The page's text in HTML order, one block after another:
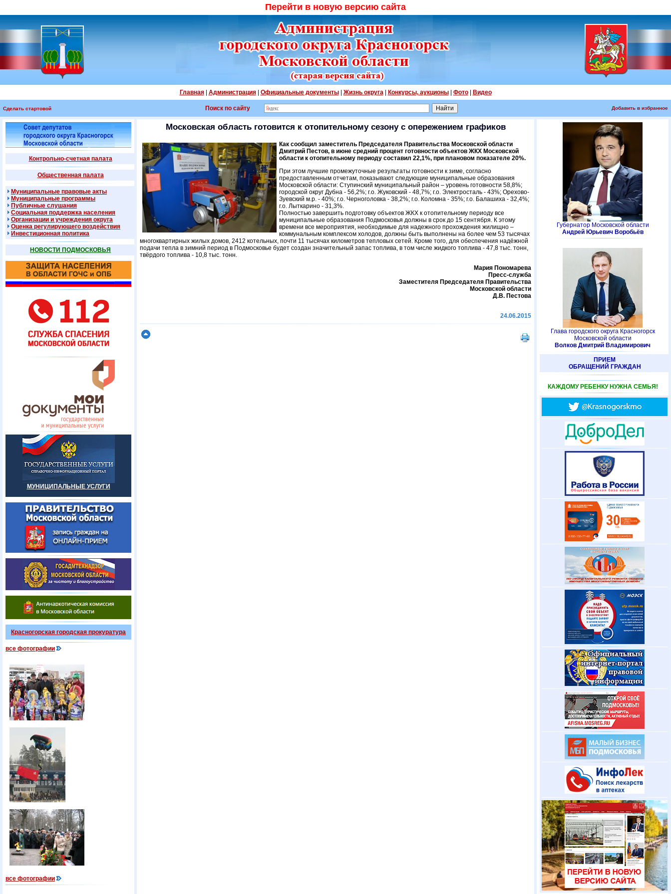
Перейти в новую версию сайта
Главная| Администрация| Официальные документы| Жизнь округа| Конкурсы, аукционы| Фото| Видео
Сделать стартовой Поиск по сайту Добавить в избранное
Контрольно-счетная палата
Общественная палата
Муниципальные правовые акты
Муниципальные программы
Публичные слушания
Социальная поддержка населения
Организации и учреждения округа
Оценка регулирующего воздействия
Инвестиционная политика
НОВОСТИ ПОДМОСКОВЬЯ
МУНИЦИПАЛЬНЫЕ УСЛУГИ
Красногорская городская прокуратура
все фотографии
все фотографии
Московская область готовится к отопительному сезону с опережением графиков
Как сообщил заместитель Председателя Правительства Московской области
Дмитрий Пестов, в июне средний процент готовности объектов ЖКХ Московской
области к отопительному периоду составил 22,1%, при плановом показателе 20%.
При этом лучшие промежуточные результаты готовности к зиме, согласно
предоставленным отчетам, показывают следующие муниципальные образования
Московской области: Ступинский муниципальный район – уровень готовности 58,8%;
городской округ Дубна - 56,2%; г.о. Жуковский - 48,7%; г.о. Электросталь - 43%; Орехово-
Зуевский м.р. - 40%; г.о. Черноголовка - 38,2%; г.о. Коломна - 35%; г.о. Балашиха - 32,4%;
г.о. Лыткарино - 31,3%.
Полностью завершить подготовку объектов ЖКХ к отопительному периоду все
муниципальные образования Подмосковья должны в срок до 15 сентября. К этому
времени все мероприятия, необходимые для надежного прохождения жилищно –
коммунальным комплексом холодов, должны быть выполнены на более чем 53 тысячах
многоквартирных жилых домов, 2412 котельных, почти 11 тысячах километров тепловых сетей. Кроме того, для обеспечения надёжной
подачи тепла в зимний период в Подмосковье будет создан значительный запас топлива, в том числе жидкого топлива - 47,8 тыс. тонн,
твёрдого топлива - 10,8 тыс. тонн.
Мария Пономарева
Пресс-служба
Заместителя Председателя Правительства
Московской области
Д.В. Пестова
24.06.2015
Губернатор Московской области
Андрей Юрьевич Воробьёв
Глава городского округа Красногорск
Московской области
Волков Дмитрий Владимирович
ПРИЕМ
ОБРАЩЕНИЙ ГРАЖДАН
КАЖДОМУ РЕБЕНКУ НУЖНА СЕМЬЯ!